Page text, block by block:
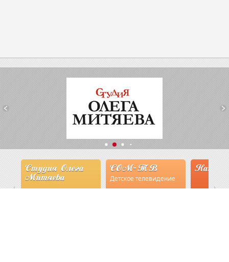
Студия Олега
Митяева
СОМ-ТВ
Детское телевидение
Наши